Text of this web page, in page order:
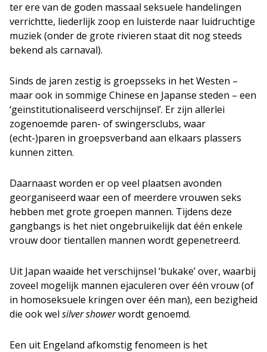
ter ere van de goden massaal seksuele handelingen
verrichtte, liederlijk zoop en luisterde naar luidruchtige
muziek (onder de grote rivieren staat dit nog steeds
bekend als carnaval).
Sinds de jaren zestig is groepsseks in het Westen –
maar ook in sommige Chinese en Japanse steden – een
‘geïnstitutionaliseerd verschijnsel’. Er zijn allerlei
zogenoemde paren- of swingersclubs, waar
(echt-)paren in groepsverband aan elkaars plassers
kunnen zitten.
Daarnaast worden er op veel plaatsen avonden
georganiseerd waar een of meerdere vrouwen seks
hebben met grote groepen mannen. Tijdens deze
gangbangs is het niet ongebruikelijk dat één enkele
vrouw door tientallen mannen wordt gepenetreerd.
Uit Japan waaide het verschijnsel ‘bukake’ over, waarbij
zoveel mogelijk mannen ejaculeren over één vrouw (of
in homoseksuele kringen over één man), een bezigheid
die ook wel silver showerwordt genoemd.
Een uit Engeland afkomstig fenomeen is het